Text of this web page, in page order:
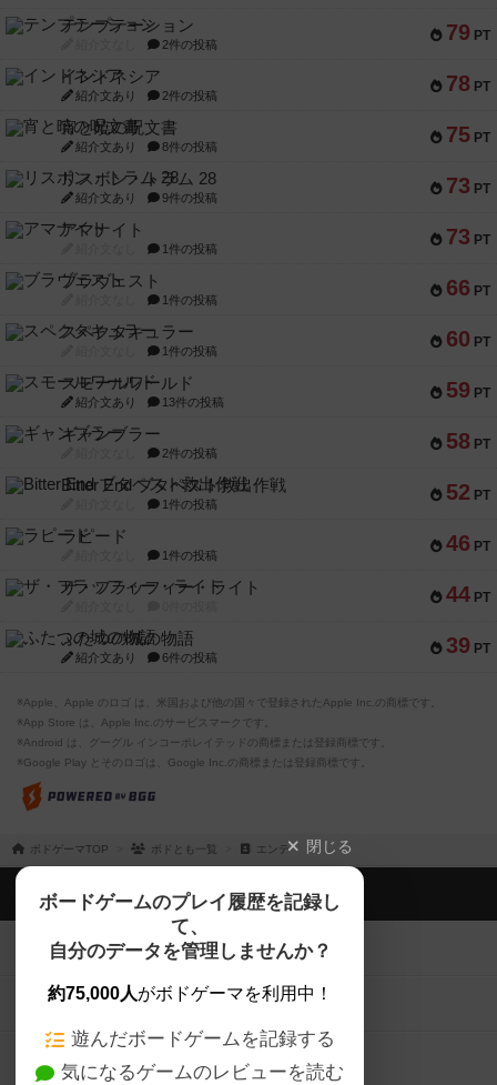
79 PT
テンプテーション
2件の投稿
78 PT
インドネシア
紹介文あり 2件の投稿
75 PT
宵と暁の呪文書
紹介文あり 8件の投稿
73 PT
リスボン・トラム 28
紹介文あり 9件の投稿
73 PT
アマナイト
1件の投稿
66 PT
ブラヴェスト
1件の投稿
60 PT
スペクタキュラー
1件の投稿
59 PT
スモールワールド
紹介文あり 13件の投稿
58 PT
ギャンブラー
2件の投稿
52 PT
Bitter End ブタペスト救出作戦
1件の投稿
46 PT
ラピード
1件の投稿
44 PT
ザ・フラッフィー・ライト
39 PT
ふたつの城の物語
紹介文あり 6件の投稿
※Apple、Apple のロゴ は、米国および他の国々で登録されたApple Inc.の商標です。
※App Store は、Apple Inc.のサービスマークです。
※Android は、グーグル インコーポレイテッドの商標または登録商標です。
※Google Play とそのロゴは、Google Inc.の商標または登録商標です。
ボドゲーマTOP ボドとも一覧 エンテ 閉じる
ボードゲームのプレイ履歴を記録し
て、
自分のデータを管理しませんか？
約75,000人がボドゲーマを利用中！
遊んだボードゲームを記録する
気になるゲームのレビューを読む
ボドゲーマTOP
ボードゲームを検索する
ボードゲームの新着レビュー
ボードゲーム会情報